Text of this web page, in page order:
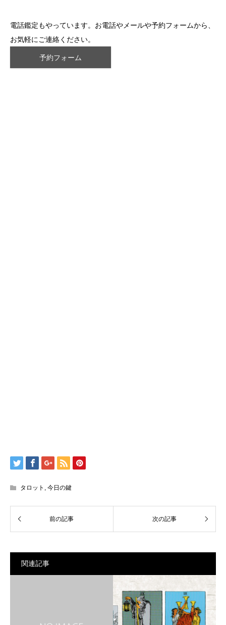
電話鑑定もやっています。お電話やメールや予約フォームから、
お気軽にご連絡ください。
予約フォーム
タロット , 今日の鍵
関連記事